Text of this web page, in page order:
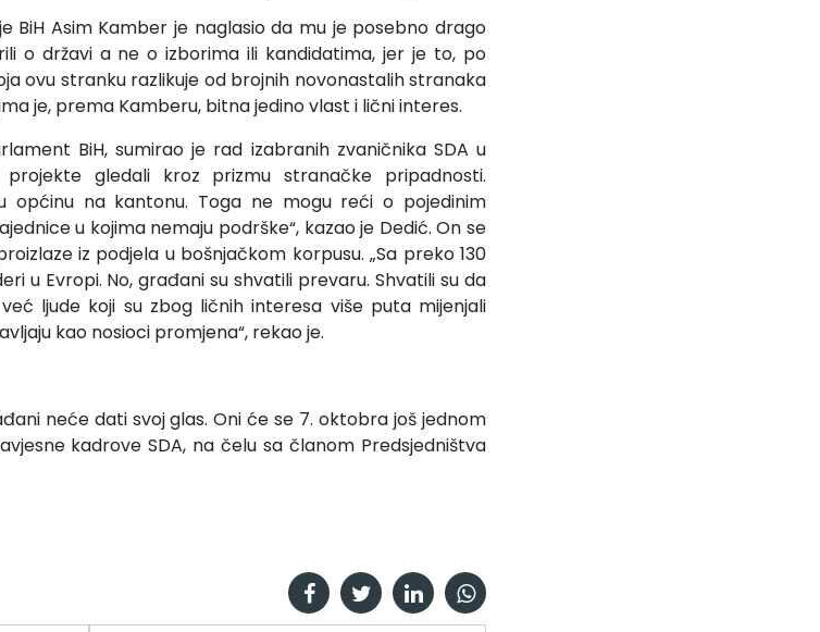
BiH Asim Kamber je naglasio da mu je posebno drago
o državi a ne o izborima ili kandidatima, jer je to, po
ovu stranku razlikuje od brojnih novonastalih stranaka
je, prema Kamberu, bitna jedino vlast i lični interes.
BiH, sumirao je rad izabranih zvaničnika SDA u
gledali kroz prizmu stranačke pripadnosti.
općinu na kantonu. Toga ne mogu reći o pojedinim
u kojima nemaju podrške“, kazao je Dedić. On se
iz podjela u bošnjačkom korpusu. „Sa preko 130
u Evropi. No, građani su shvatili prevaru. Shvatili su da
ljude koji su zbog ličnih interesa više puta mijenjali
kao nosioci promjena“, rekao je.
neće dati svoj glas. Oni će se 7. oktobra još jednom
kadrove SDA, na čelu sa članom Predsjedništva